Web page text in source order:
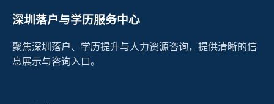
深圳落户与学历服务中心
聚焦深圳落户、学历提升与人力资源咨询，提供清晰的信
息展示与咨询入口。